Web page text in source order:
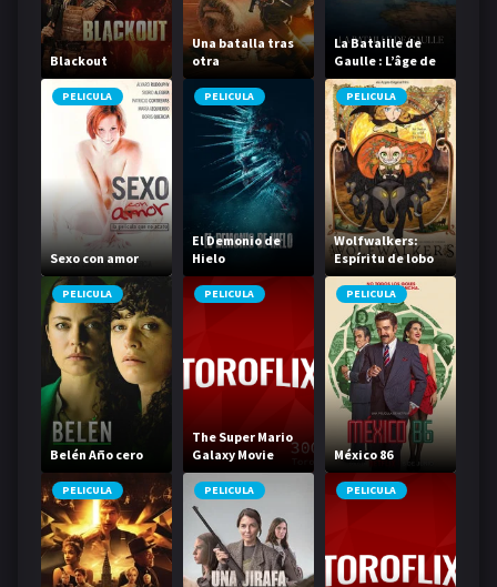
Blackout
Una batalla tras
otra
La Bataille de
Gaulle : L’âge de
fer
PELICULA
Sexo con amor
PELICULA
El Demonio de
Hielo
PELICULA
Wolfwalkers:
Espíritu de lobo
PELICULA
Belén Año cero
PELICULA
The Super Mario
Galaxy Movie
PELICULA
México 86
PELICULA PELICULA PELICULA